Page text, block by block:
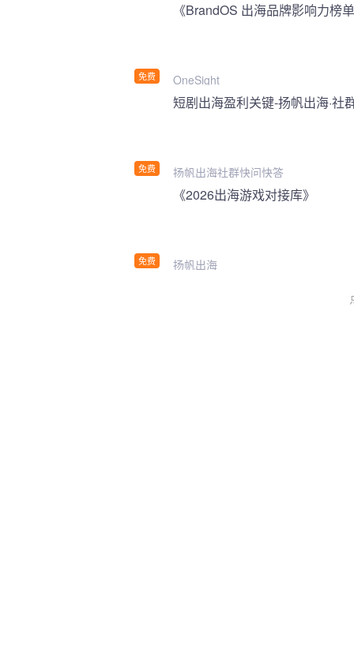
免费
《BrandOS 出海品牌影响力榜
OneSight
免费
短剧出海盈利关键-扬帆出海·社
扬帆出海社群快问快答
免费
《2026出海游戏对接库》
扬帆出海